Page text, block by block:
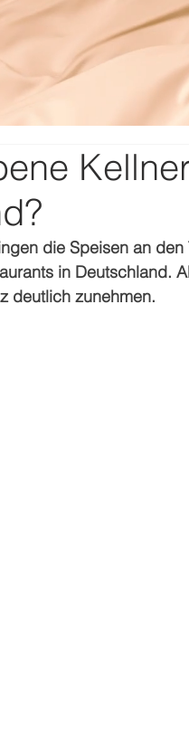
die Speisen an
in Deutschland.
deutlich zunehmen.